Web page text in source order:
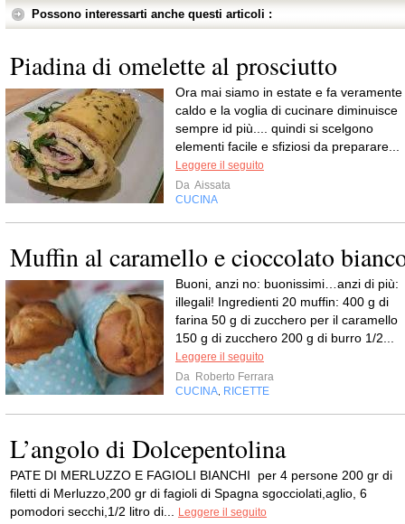
Possono interessarti anche questi articoli :
Piadina di omelette al prosciutto
Ora mai siamo in estate e fa veramente
caldo e la voglia di cucinare diminuisce
sempre id più.... quindi si scelgono
elementi facile e sfiziosi da preparare...
Leggere il seguito
Da Aissata
CUCINA
Muffin al caramello e cioccolato
Buoni, anzi no: buonissimi…anzi di più:
illegali! Ingredienti 20 muffin: 400 g di
farina 50 g di zucchero per il caramello
150 g di zucchero 200 g di burro 1/2...
Leggere il seguito
Da Roberto Ferrara
CUCINA RICETTE
L’angolo di Dolcepentolina
PATE DI MERLUZZO E FAGIOLI BIANCHI per 4 persone 200 gr di
filetti di Merluzzo,200 gr di fagioli di Spagna sgocciolati,aglio, 6
pomodori secchi,1/2 litro di...
Leggere il seguito